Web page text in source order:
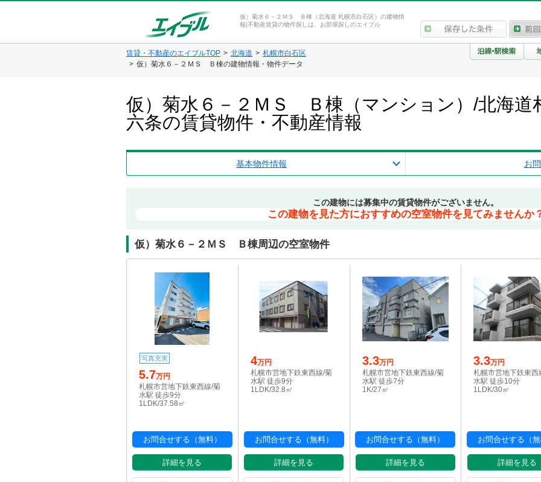
仮）菊水６－２ＭＳ Ｂ棟（北海道 札幌市白石区）の建物情
報|不動産賃貸の物件探しは、お部屋探しのエイブル
賃貸・不動産のエイブルTOP 北海道
札幌市白石区
仮）菊水６－２ＭＳ Ｂ棟の建物情報・物件データ
仮）菊水６－２ＭＳ Ｂ棟（マンション）/北海道
六条の賃貸物件・不動産情報
基本物件情報 お
この建物には募集中の賃貸物件がございません。
この建物を見た方におすすめの空室物件を見てみませんか
仮）菊水６－２ＭＳ Ｂ棟周辺の空室物件
写真充実
5.7万円
札幌市営地下鉄東西線/菊
水駅 徒歩9分
1LDK/37.58㎡
お問合せする（無料）
詳細を見る
4万円
札幌市営地下鉄東西線/菊
水駅 徒歩9分
1LDK/32.8㎡
お問合せする（無料）
詳細を見る
3.3万円
札幌市営地下鉄東西線/菊
水駅 徒歩7分
1K/27㎡
お問合せする（無料）
詳細を見る
3.3万円
札幌市営地下鉄東西
水駅 徒歩10分
1LDK/30㎡
お問合せする（無
詳細を見る